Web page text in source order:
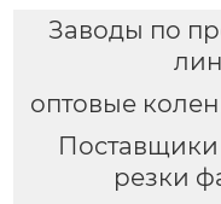
Заводы по
оптовые
резки